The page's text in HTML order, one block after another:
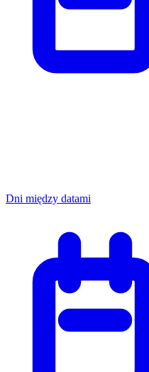
Dni między datami